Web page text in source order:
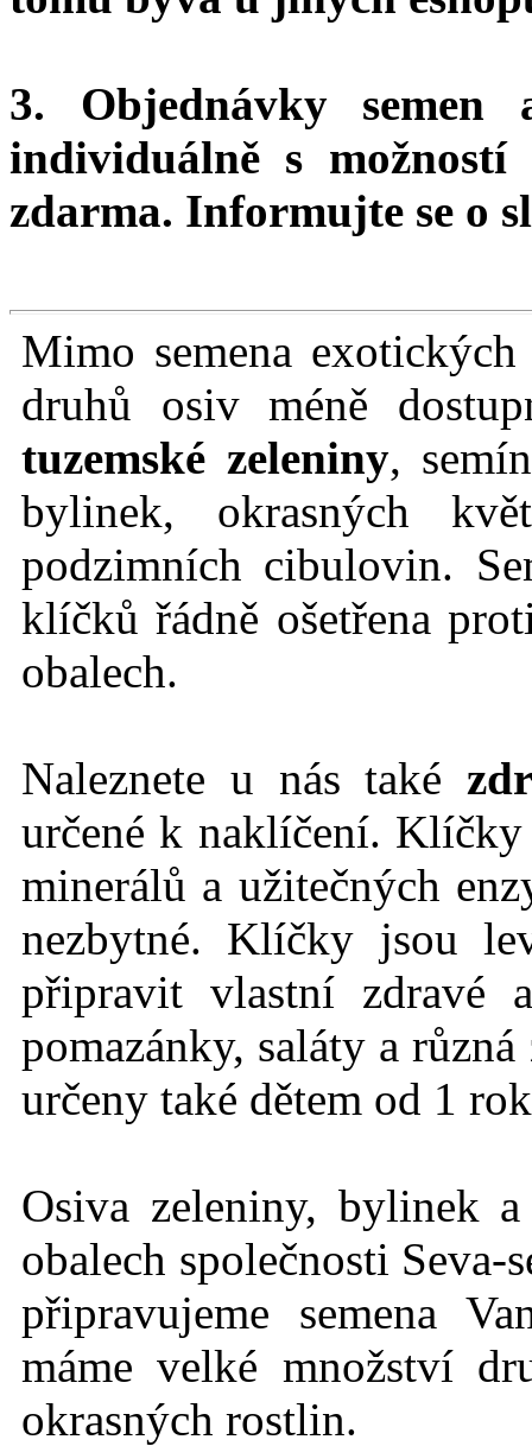
3. Objednávky
individuálně s možností
zdarma. Informujte se o
Mimo semena
druhů osiv méně
tuzemské zeleniny,
bylinek, okrasných
podzimních cibulovin.
klíčků řádně ošetřena
obalech.
Naleznete u nás také
určené k naklíčení.
minerálů a užitečných
nezbytné. Klíčky jsou
připravit vlastní zdravé
pomazánky, saláty a
určeny také dětem od 1
Osiva zeleniny, bylinek
obalech společnosti Seva-
připravujeme semena
máme velké množství
okrasných rostlin.